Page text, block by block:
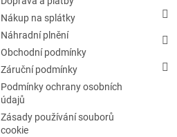
Nákup na splátky
Náhradní plnění
Obchodní podmínky
Záruční podmínky
Podmínky ochrany osobních
údajů
Zásady používání souborů
cookie